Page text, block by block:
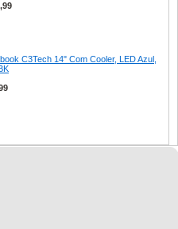
C3Tech 14" Com Cooler, LED Azul,